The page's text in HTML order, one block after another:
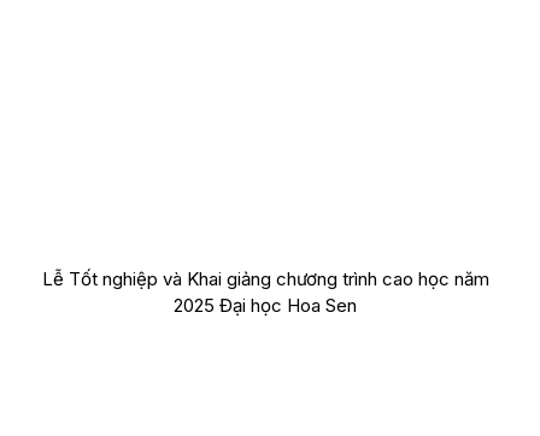
Lễ Tốt nghiệp và Khai giảng chương trình cao học năm
2025 Đại học Hoa Sen